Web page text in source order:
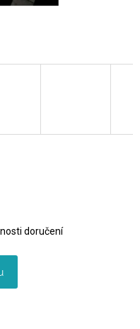
doručení